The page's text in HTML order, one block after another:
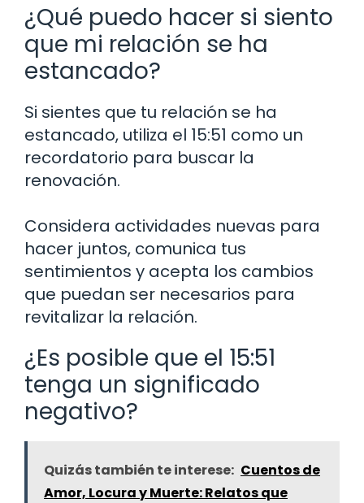
¿Qué puedo hacer si siento
que mi relación se ha
estancado?
Si sientes que tu relación se ha
estancado, utiliza el 15:51 como un
recordatorio para buscar la
renovación.
Considera actividades nuevas para
hacer juntos, comunica tus
sentimientos y acepta los cambios
que puedan ser necesarios para
revitalizar la relación.
¿Es posible que el 15:51
tenga un significado
negativo?
Quizás también te interese: Cuentos de
Amor, Locura y Muerte: Relatos que